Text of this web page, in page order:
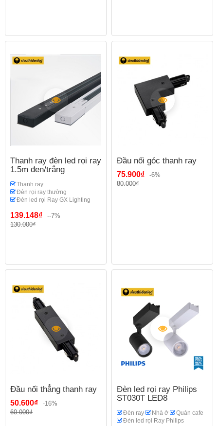
Thanh ray đèn led rọi ray
1.5m đen/trắng
Thanh ray
Đèn rọi ray thường
Đèn led rọi Ray GX Lighting
139.148₫
--7%
130.000₫
Đầu nối góc thanh ray
75.900₫
-6%
80.000₫
Đầu nối thẳng thanh ray
50.600₫
-16%
60.000₫
Đèn led rọi ray Philips
ST030T LED8
Đèn ray Nhà ở
Quán cafe
Đèn led rọi Ray Philips